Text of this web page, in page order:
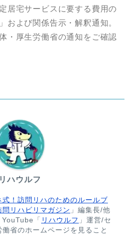
居宅サービスに要する費用の
および関係告示・解釈通知。
・厚生労働省の通知をご確認
リハウルフ
式！訪問リハのためのルールブ
問リハビリマガジン 」編集長/他
「 リハウルフ 」運営/セ
省のホームページを見ること